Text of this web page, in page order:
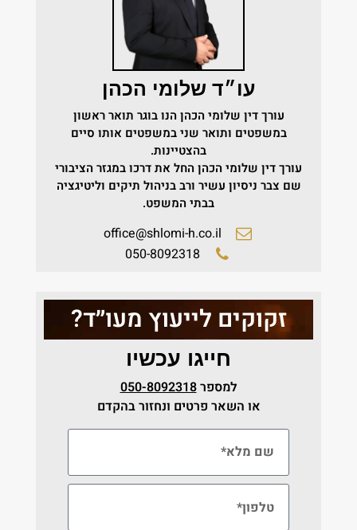
עו״ד שלומי הכהן
עורך דין שלומי הכהן הנו בוגר תואר ראשון
במשפטים ותואר שני במשפטים אותו סיים
בהצטיינות.
עורך דין שלומי הכהן החל את דרכו במגזר הציבורי
שם צבר ניסיון עשיר ורב בניהול תיקים וליטיגציה
בבתי המשפט.
office@shlomi-h.co.il
050-8092318
זקוקים לייעוץ מעו״ד?
חייגו עכשיו
למספר050-8092318
או השאר פרטים ונחזור בהקדם